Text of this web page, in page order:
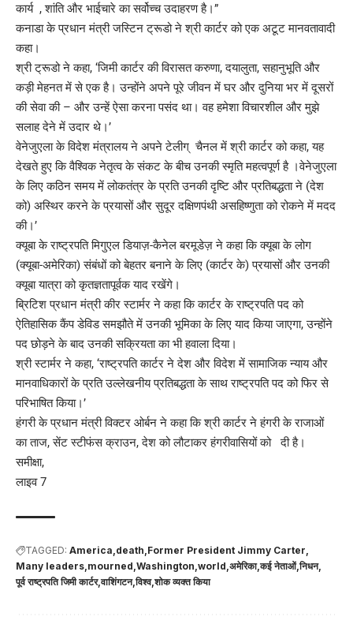
कार्य , शांति और भाईचारे का सर्वोच्च उदाहरण है।”
कनाडा के प्रधान मंत्री जस्टिन ट्रूडो ने श्री कार्टर को एक अटूट मानवतावादी
कहा।
श्री ट्रूडो ने कहा, ‘जिमी कार्टर की विरासत करुणा, दयालुता, सहानुभूति और
कड़ी मेहनत में से एक है। उन्होंने अपने पूरे जीवन में घर और दुनिया भर में दूसरों
की सेवा की – और उन्हें ऐसा करना पसंद था। वह हमेशा विचारशील और मुझे
सलाह देने में उदार थे।’
वेनेजुएला के विदेश मंत्रालय ने अपने टेलीग् चैनल में श्री कार्टर को कहा, यह
देखते हुए कि वैश्विक नेतृत्व के संकट के बीच उनकी स्मृति महत्वपूर्ण है ।वेनेजुएला
के लिए कठिन समय में लोकतंत्र के प्रति उनकी दृष्टि और प्रतिबद्धता ने (देश
को) अस्थिर करने के प्रयासों और सुदूर दक्षिणपंथी असहिष्णुता को रोकने में मदद
की।’
क्यूबा के राष्ट्रपति मिगुएल डियाज़-कैनेल बरमूडेज़ ने कहा कि क्यूबा के लोग
(क्यूबा-अमेरिका) संबंधों को बेहतर बनाने के लिए (कार्टर के) प्रयासों और उनकी
क्यूबा यात्रा को कृतज्ञतापूर्वक याद रखेंगे।
ब्रिटिश प्रधान मंत्री कीर स्टार्मर ने कहा कि कार्टर के राष्ट्रपति पद को
ऐतिहासिक कैंप डेविड समझौते में उनकी भूमिका के लिए याद किया जाएगा, उन्होंने
पद छोड़ने के बाद उनकी सक्रियता का भी हवाला दिया।
श्री स्टार्मर ने कहा, ‘राष्ट्रपति कार्टर ने देश और विदेश में सामाजिक न्याय और
मानवाधिकारों के प्रति उल्लेखनीय प्रतिबद्धता के साथ राष्ट्रपति पद को फिर से
परिभाषित किया।’
हंगरी के प्रधान मंत्री विक्टर ओर्बन ने कहा कि श्री कार्टर ने हंगरी के राजाओं
का ताज, सेंट स्टीफंस क्राउन, देश को लौटाकर हंगरीवासियों को दी है।
समीक्षा,
लाइव 7
TAGGED: America death Former President Jimmy Carter
Many leaders mourned Washington world अमेरिका कई नेताओं निधन
पूर्व राष्ट्रपति जिमी कार्टर वाशिंगटन विश्व शोक व्यक्त किया